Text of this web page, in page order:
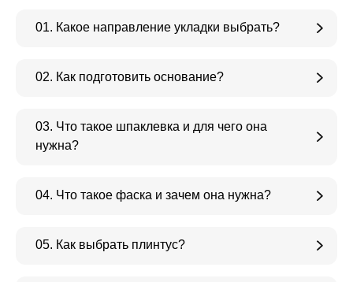
01. Какое направление укладки выбрать?
02. Как подготовить основание?
03. Что такое шпаклевка и для чего она
нужна?
04. Что такое фаска и зачем она нужна?
05. Как выбрать плинтус?